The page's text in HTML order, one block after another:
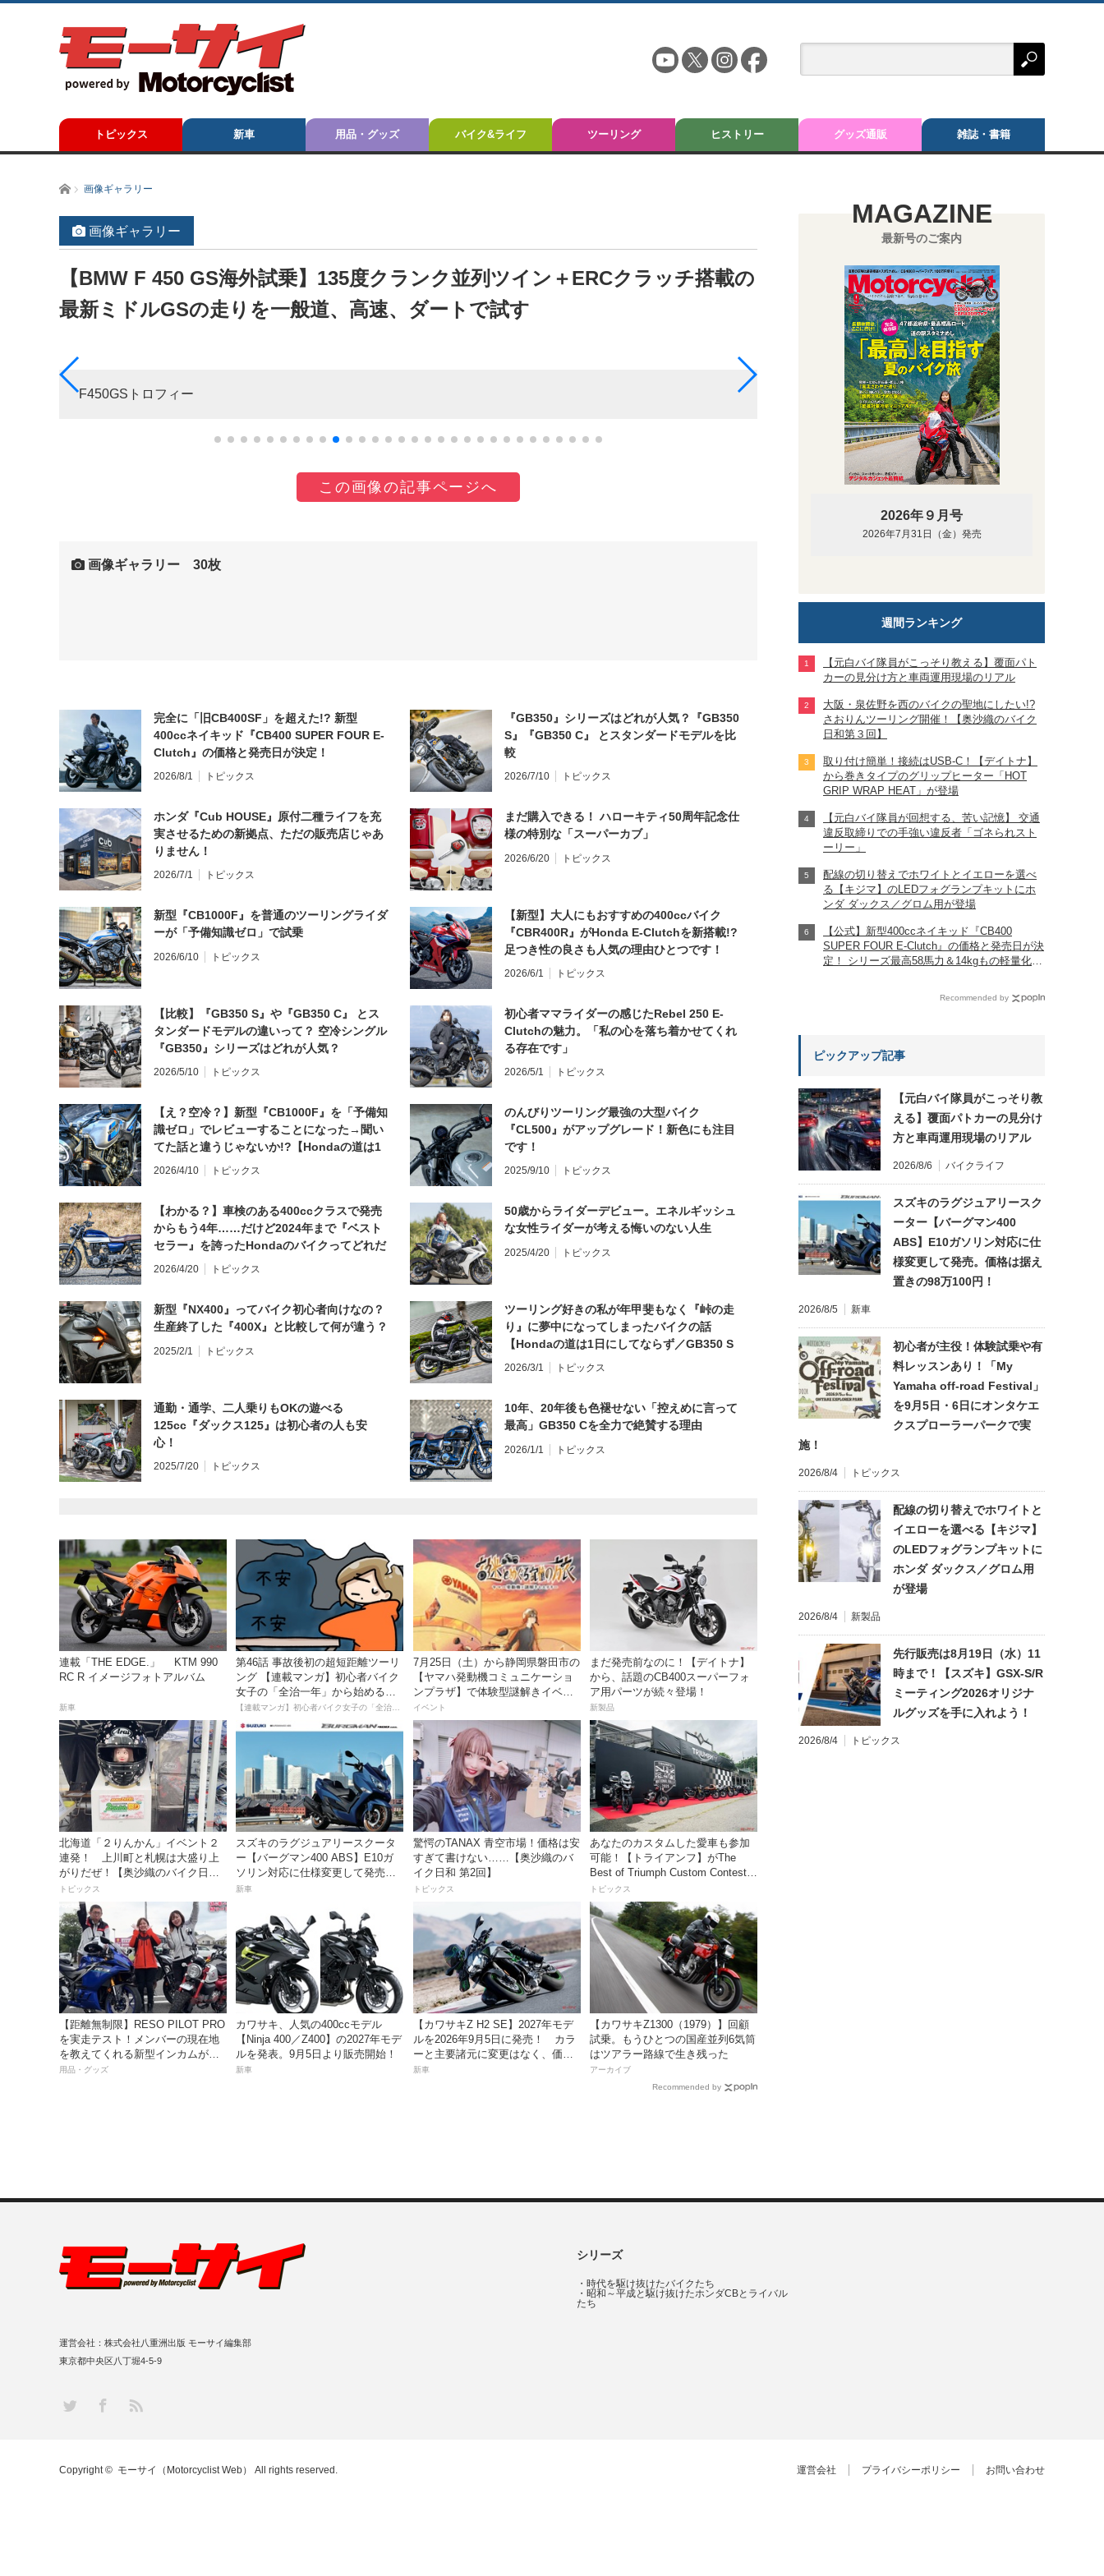
トピックス 新車 用品・グッズ バイク&ライフ ツーリング ヒストリー グッズ通販 雑誌・書籍
ホーム画像ギャラリー
画像ギャラリー
【BMW F 450 GS海外試乗】135度クランク並列ツイン＋ERCクラッチ搭載の
最新ミドルGSの走りを一般道、高速、ダートで試す
F450GSトロフィー F450GSトロフィー
この画像の記事ページへ
画像ギャラリー 30枚
完全に「旧CB400SF」を超えた!? 新型
400ccネイキッド『CB400 SUPER FOUR E-
Clutch』の価格と発売日が決定！
2026/8/1 トピックス
『GB350』シリーズはどれが人気？『GB350
S』『GB350 C』 とスタンダードモデルを比
較
2026/7/10 トピックス
ホンダ『Cub HOUSE』原付二種ライフを充
実させるための新拠点、ただの販売店じゃあ
りません！
2026/7/1 トピックス
まだ購入できる！ ハローキティ50周年記念仕
様の特別な「スーパーカブ」
2026/6/20 トピックス
新型『CB1000F』を普通のツーリングライダ
ーが「予備知識ゼロ」で試乗
2026/6/10 トピックス
【新型】大人にもおすすめの400ccバイク
『CBR400R』がHonda E-Clutchを新搭載!?
足つき性の良さも人気の理由ひとつです！
2026/6/1 トピックス
【比較】『GB350 S』や『GB350 C』 とス
タンダードモデルの違いって？ 空冷シングル
『GB350』シリーズはどれが人気？
2026/5/10 トピックス
初心者ママライダーの感じたRebel 250 E-
Clutchの魅力。「私の心を落ち着かせてくれ
る存在です」
2026/5/1 トピックス
【え？空冷？】新型『CB1000F』を「予備知
識ゼロ」でレビューすることになった→聞い
てた話と違うじゃないか!?【Hondaの道は1
日にしてならず／CB1000F ①第一印象 編】
2026/4/10 トピックス
のんびりツーリング最強の大型バイク
『CL500』がアップグレード！新色にも注目
です！
2025/9/10 トピックス
【わかる？】車検のある400ccクラスで発売
からもう4年……だけど2024年まで『ベスト
セラー』を誇ったHondaのバイクってどれだ
と思う？
2026/4/20 トピックス
50歳からライダーデビュー。エネルギッシュ
な女性ライダーが考える悔いのない人生
2025/4/20 トピックス
新型『NX400』ってバイク初心者向けなの？
生産終了した『400X』と比較して何が違う？
2025/2/1 トピックス
ツーリング好きの私が年甲斐もなく『峠の走
り』に夢中になってしまったバイクの話
【Hondaの道は1日にしてならず／GB350 S
インプレ・レビュー 前編】
2026/3/1 トピックス
通勤・通学、二人乗りもOKの遊べる
125cc『ダックス125』は初心者の人も安
心！
2025/7/20 トピックス
10年、20年後も色褪せない「控えめに言って
最高」GB350 Cを全力で絶賛する理由
2026/1/1 トピックス
連載「THE EDGE.」 KTM 990
RC R イメージフォトアルバム
新車
第46話 事故後初の超短距離ツーリ
ング 【連載マンガ】初心者バイク
女子の「全治一年」から始める起
死回生日記
7月25日（土）から静岡県磐田市の
【ヤマハ発動機コミュニケーショ
ンプラザ】で体験型謎解きイベン
トを開催！
イベント
まだ発売前なのに！【デイトナ】
から、話題のCB400スーパーフォ
ア用パーツが続々登場！
新製品
北海道「２りんかん」イベント２
連発！ 上川町と札幌は大盛り上
がりだぜ！【奥沙織のバイク日和
第3回】
トピックス
スズキのラグジュアリースクータ
ー【バーグマン400 ABS】E10ガ
ソリン対応に仕様変更して発売。
価格は据え置きの98万100円！
新車
驚愕のTANAX 青空市場！価格は安
すぎて書けない……【奥沙織のバ
イク日和 第2回】
トピックス
あなたのカスタムした愛車も参加
可能！【トライアンフ】がThe
Best of Triumph Custom Contestを
開催
トピックス
【距離無制限】RESO PILOT PRO
を実走テスト！メンバーの現在地
を教えてくれる新型インカムがめ
っちゃ便利な３つの理由【動画付
用品・グッズ
カワサキ、人気の400ccモデル
【Ninja 400／Z400】の2027年モデ
ルを発表。9月5日より販売開始！
新車
【カワサキZ H2 SE】2027年モデ
ルを2026年9月5日に発売！ カラ
ーと主要諸元に変更はなく、価格
は据え置きの247万5000円！
新車
【カワサキZ1300（1979）】回顧
試乗。もうひとつの国産並列6気筒
はツアラー路線で生き残った
アーカイブ
Recommended by
MAGAZINE
最新号のご案内
2026年９月号
2026年7月31日（金）発売
週間ランキング
【元白バイ隊員がこっそり教える】覆面パト
カーの見分け方と車両運用現場のリアル
大阪・泉佐野を西のバイクの聖地にしたい!?
さおりんツーリング開催！【奥沙織のバイク
日和第３回】
取り付け簡単！接続はUSB-C！【デイトナ】
から巻きタイプのグリップヒーター「HOT
GRIP WRAP HEAT」が登場
【元白バイ隊員が回想する、苦い記憶】 交通
違反取締りでの手強い違反者「ゴネられスト
ーリー」
配線の切り替えでホワイトとイエローを選べ
る【キジマ】のLEDフォグランプキットにホ
ンダ ダックス／グロム用が登場
【公式】新型400ccネイキッド『CB400
SUPER FOUR E-Clutch』の価格と発売日が決
定！ シリーズ最高58馬力＆14kgもの軽量化!?
Recommended by
ピックアップ記事
【元白バイ隊員がこっそり教
える】覆面パトカーの見分け
方と車両運用現場のリアル
2026/8/6 バイクライフ
スズキのラグジュアリースク
ーター【バーグマン400
ABS】E10ガソリン対応に仕
様変更して発売。価格は据え
置きの98万100円！
2026/8/5 新車
初心者が主役！体験試乗や有
料レッスンあり！「My
Yamaha off-road Festival」
を9月5日・6日にオンタケエ
クスプローラーパークで実
施！
2026/8/4 トピックス
配線の切り替えでホワイトと
イエローを選べる【キジマ】
のLEDフォグランプキットに
ホンダ ダックス／グロム用
が登場
2026/8/4 新製品
先行販売は8月19日（水）11
時まで！【スズキ】GSX-S/R
ミーティング2026オリジナ
ルグッズを手に入れよう！
2026/8/4 トピックス
シリーズ
・ 時代を駆け抜けたバイクたち
・ 昭和～平成と駆け抜けたホンダCBとライバル
たち
運営会社：株式会社八重洲出版 モーサイ編集部
東京都中央区八丁堀4-5-9
Twitter Facebook
RSS
運営会社 プライバシーポリシー お問い合わせ
Copyright © モーサイ（Motorcyclist Web） All rights reserved.